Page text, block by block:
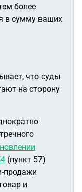
более
в сумму ваших
что суды
на сторону
(пункт 57)
продажи
и